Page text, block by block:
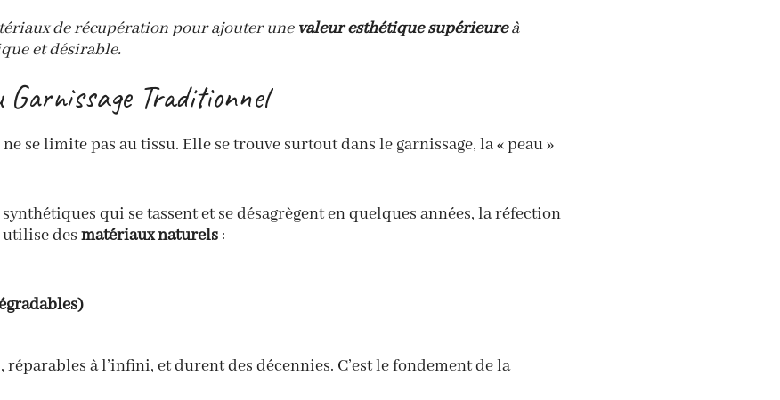
de récupération pour ajouter une valeur esthétique supérieureà
et désirable.
Traditionnel
se limite pas au tissu. Elle se trouve surtout dans le garnissage, la « peau »
qui se tassent et se désagrègent en quelques années, la réfection
utilise des matériaux naturels :
réparables à l’infini, et durent des décennies. C’est le fondement de la